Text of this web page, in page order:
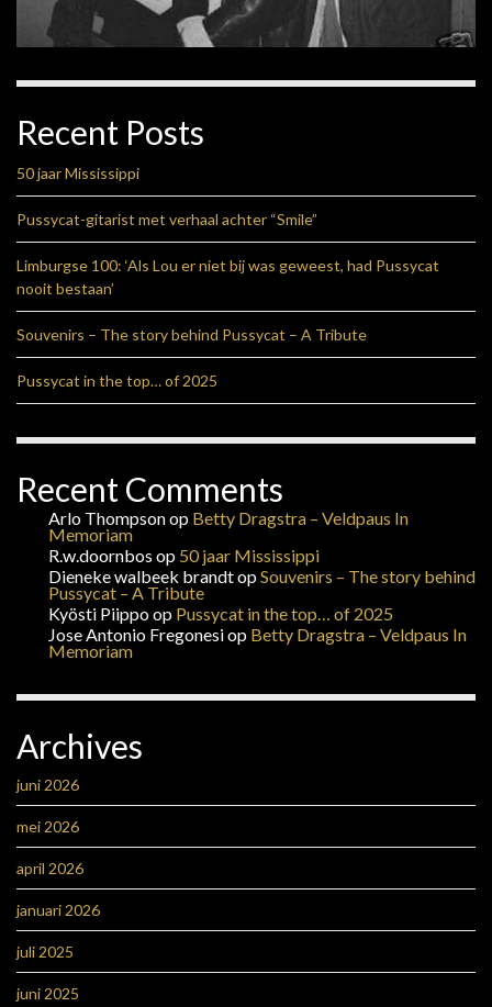
Recent Posts
50 jaar Mississippi
Pussycat-gitarist met verhaal achter “Smile”
Limburgse 100: ‘Als Lou er niet bij was geweest, had Pussycat
nooit bestaan’
Souvenirs – The story behind Pussycat – A Tribute
Pussycat in the top… of 2025
Recent Comments
Arlo Thompsonop Betty Dragstra – Veldpaus In
Memoriam
R.w.doornbos op 50 jaar Mississippi
Dieneke walbeek brandtopSouvenirs – The story behind
Pussycat – A Tribute
Kyösti Piippoop Pussycat in the top… of 2025
Jose Antonio Fregonesiop Betty Dragstra – Veldpaus In
Memoriam
Archives
juni 2026
mei 2026
april 2026
januari 2026
juli 2025
juni 2025